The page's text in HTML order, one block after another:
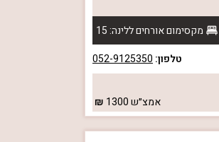
מקסימום אורחים ללינה: 15
טלפון: 052-9125350
אמצ״ש1300